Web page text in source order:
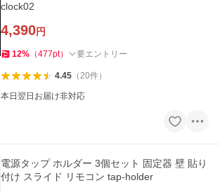
clock02
4,390円
12% （477pt） 要エントリー
4.45（20件）
本日翌日お届け非対応
電源タップ ホルダー 3個セット 固定器 壁 貼り
付け スライド リモコン tap-holder